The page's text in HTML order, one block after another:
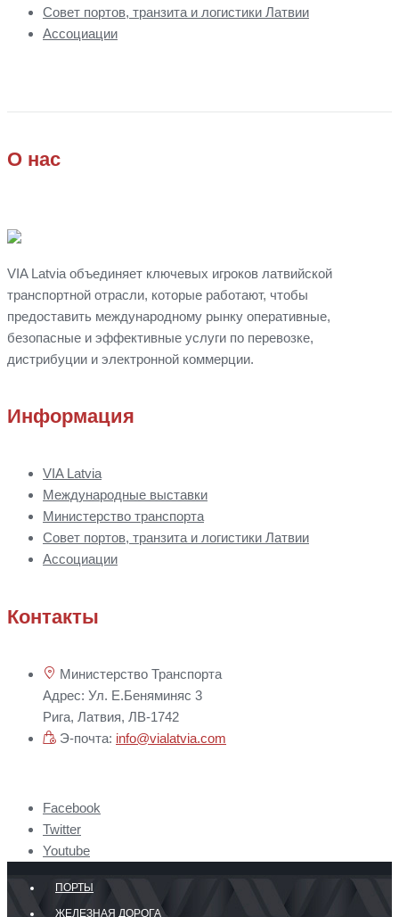
Совет портов, транзита и логистики Латвии
Ассоциации
О нас
VIA Latvia объединяет ключевых игроков латвийской
транспортной отрасли, которые работают, чтобы
предоставить международному рынку оперативные,
безопасные и эффективные услуги по перевозке,
дистрибуции и электронной коммерции.
Информация
VIA Latvia
Международные выставки
Министерство транспорта
Совет портов, транзита и логистики Латвии
Ассоциации
Контакты
Министерство Транспорта
Адрес: Ул. Е.Беняминяс 3
Рига, Латвия, ЛВ-1742
Э-почта: info@vialatvia.com
Facebook
Twitter
Youtube
ПОРТЫ
ЖЕЛЕЗНАЯ ДОРОГА